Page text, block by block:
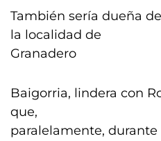
También sería dueña
la localidad de
Granadero
Baigorria, lindera con
que,
paralelamente, durante